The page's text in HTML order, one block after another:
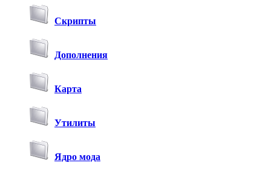
Скрипты
Дополнения
Карта
Утилиты
Ядро мода